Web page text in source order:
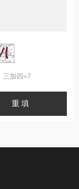
三加四=7